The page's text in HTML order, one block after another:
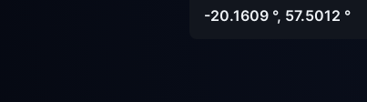
-20.1609 °, 57.5012 °